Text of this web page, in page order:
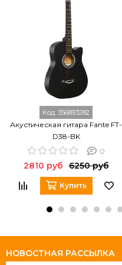
Код: 356893282
Акустическая гитара Fante FT-
D38-BK
0
2810 руб 6250 руб
Купить
НОВОСТНАЯ РАССЫЛКА